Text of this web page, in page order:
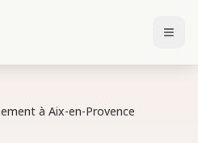
à Aix-en-Provence